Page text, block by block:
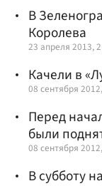
В
Королева
23 апреля 2013,
Качели в
08 сентября
Перед
были
08 сентября
В субботу